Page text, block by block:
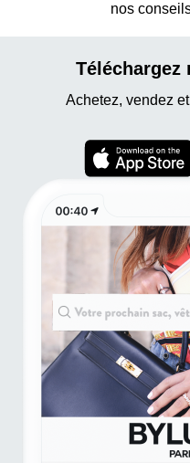
nos
Téléchargez
Achetez, vendez